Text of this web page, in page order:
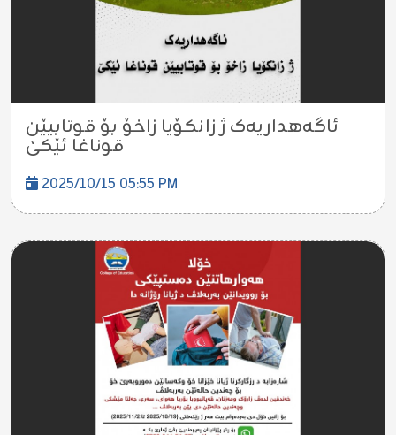
ئاگەهداریەک ژ زانکۆیا زاخۆ بۆ قوتابیێن
قوناغا ئێکێ
2025/10/15 05:55 PM